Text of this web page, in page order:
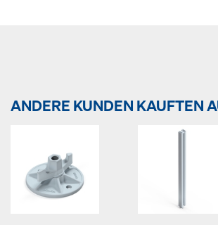
ANDERE KUNDEN KAUFTEN